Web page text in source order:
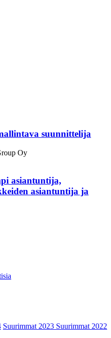
suunnittelija
Oy
asiantuntija,
asiantuntija ja
Suurimmat 2023 Suurimmat 2022